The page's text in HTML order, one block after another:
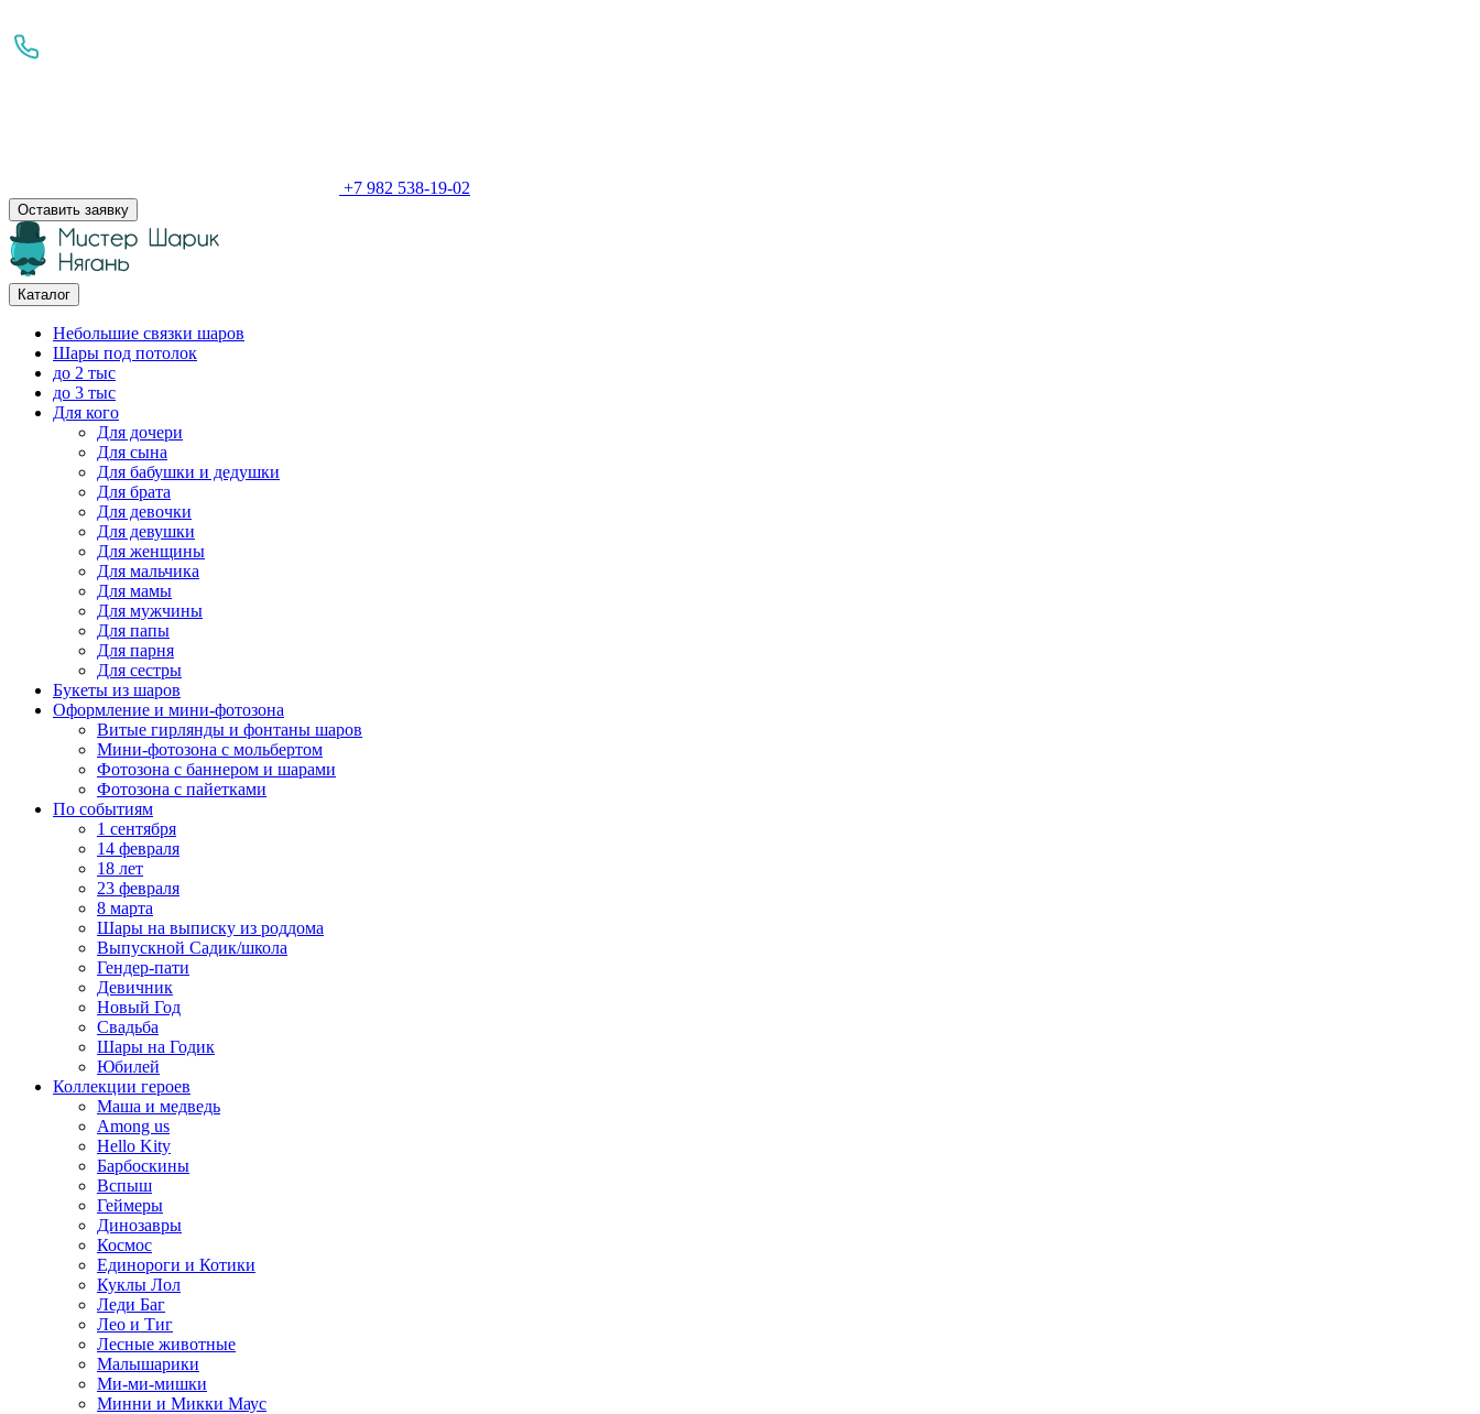
+7 982 538-19-02
Оставить заявку
Каталог
Небольшие связки шаров
Шары под потолок
до 2 тыс
до 3 тыс
Для кого
Для дочери
Для сына
Для бабушки и дедушки
Для брата
Для девочки
Для девушки
Для женщины
Для мальчика
Для мамы
Для мужчины
Для папы
Для парня
Для сестры
Букеты из шаров
Оформление и мини‑фотозона
Витые гирлянды и фонтаны шаров
Мини-фотозона с мольбертом
Фотозона с баннером и шарами
Фотозона с пайетками
По событиям
1 сентября
14 февраля
18 лет
23 февраля
8 марта
Шары на выписку из роддома
Выпускной Садик/школа
Гендер-пати
Девичник
Новый Год
Свадьба
Шары на Годик
Юбилей
Коллекции героев
Маша и медведь
Among us
Hello Kity
Барбоскины
Вспыш
Геймеры
Динозавры
Космос
Единороги и Котики
Куклы Лол
Леди Баг
Лео и Тиг
Лесные животные
Малышарики
Ми-ми-мишки
Минни и Микки Маус